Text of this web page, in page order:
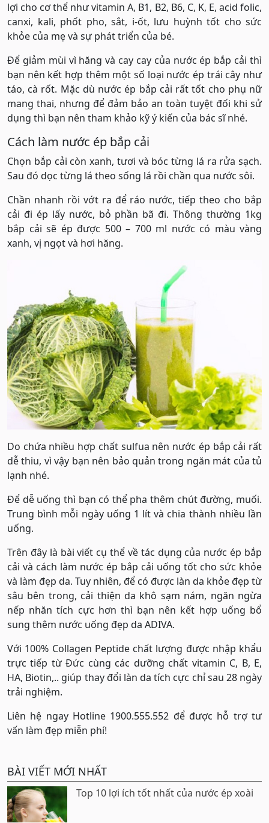
lợi cho cơ thể như vitamin A, B1, B2, B6, C, K, E, acid folic,
canxi, kali, phốt pho, sắt, i-ốt, lưu huỳnh tốt cho sức
khỏe của mẹ và sự phát triển của bé.
Để giảm mùi vì hăng và cay cay của nước ép bắp cải thì
bạn nên kết hợp thêm một số loại nước ép trái cây như
táo, cà rốt. Mặc dù nước ép bắp cải rất tốt cho phụ nữ
mang thai, nhưng để đảm bảo an toàn tuyệt đối khi sử
dụng thì bạn nên tham khảo kỹ ý kiến của bác sĩ nhé.
Cách làm nước ép bắp cải
Chọn bắp cải còn xanh, tươi và bóc từng lá ra rửa sạch.
Sau đó dọc từng lá theo sống lá rồi chần qua nước sôi.
Chần nhanh rồi vớt ra để ráo nước, tiếp theo cho bắp
cải đi ép lấy nước, bỏ phần bã đi. Thông thường 1kg
bắp cải sẽ ép được 500 – 700 ml nước có màu vàng
xanh, vị ngọt và hơi hăng.
Do chứa nhiều hợp chất sulfua nên nước ép bắp cải rất
dễ thiu, vì vậy bạn nên bảo quản trong ngăn mát của tủ
lạnh nhé.
Để dễ uống thì bạn có thể pha thêm chút đường, muối.
Trung bình mỗi ngày uống 1 lít và chia thành nhiều lần
uống.
Trên đây là bài viết cụ thể về tác dụng của nước ép bắp
cải và cách làm nước ép bắp cải uống tốt cho sức khỏe
và làm đẹp da. Tuy nhiên, để có được làn da khỏe đẹp từ
sâu bên trong, cải thiện da khô sạm nám, ngăn ngừa
nếp nhăn tích cực hơn thì bạn nên kết hợp uống bổ
sung thêm nước uống đẹp da ADIVA.
Với 100% Collagen Peptide chất lượng được nhập khẩu
trực tiếp từ Đức cùng các dưỡng chất vitamin C, B, E,
HA, Biotin,.. giúp thay đổi làn da tích cực chỉ sau 28 ngày
trải nghiệm.
Liên hệ ngay Hotline 1900.555.552 để được hỗ trợ tư
vấn làm đẹp miễn phí!
BÀI VIẾT MỚI NHẤT
Top 10 lợi ích tốt nhất của nước ép xoài